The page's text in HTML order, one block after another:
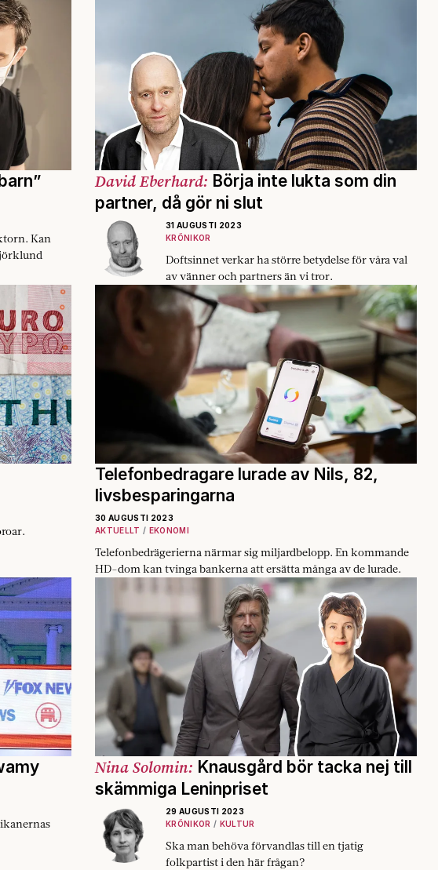
Kan
David Eberhard: Börja inte lukta som din
partner, då gör ni slut
31 AUGUSTI 2023
KRÖNIKOR
Doftsinnet verkar ha större betydelse för våra val
av vänner och partners än vi tror.
Telefonbedragare lurade av Nils, 82,
livsbesparingarna
30 AUGUSTI 2023
AKTUELLT
EKONOMI
Telefonbedrägerierna närmar sig miljardbelopp. En kommande
HD-dom kan tvinga bankerna att ersätta många av de lurade.
Nina Solomin: Knausgård bör tacka nej till
skämmiga Leninpriset
29 AUGUSTI 2023
KRÖNIKOR
KULTUR
Ska man behöva förvandlas till en tjatig
folkpartist i den här frågan?